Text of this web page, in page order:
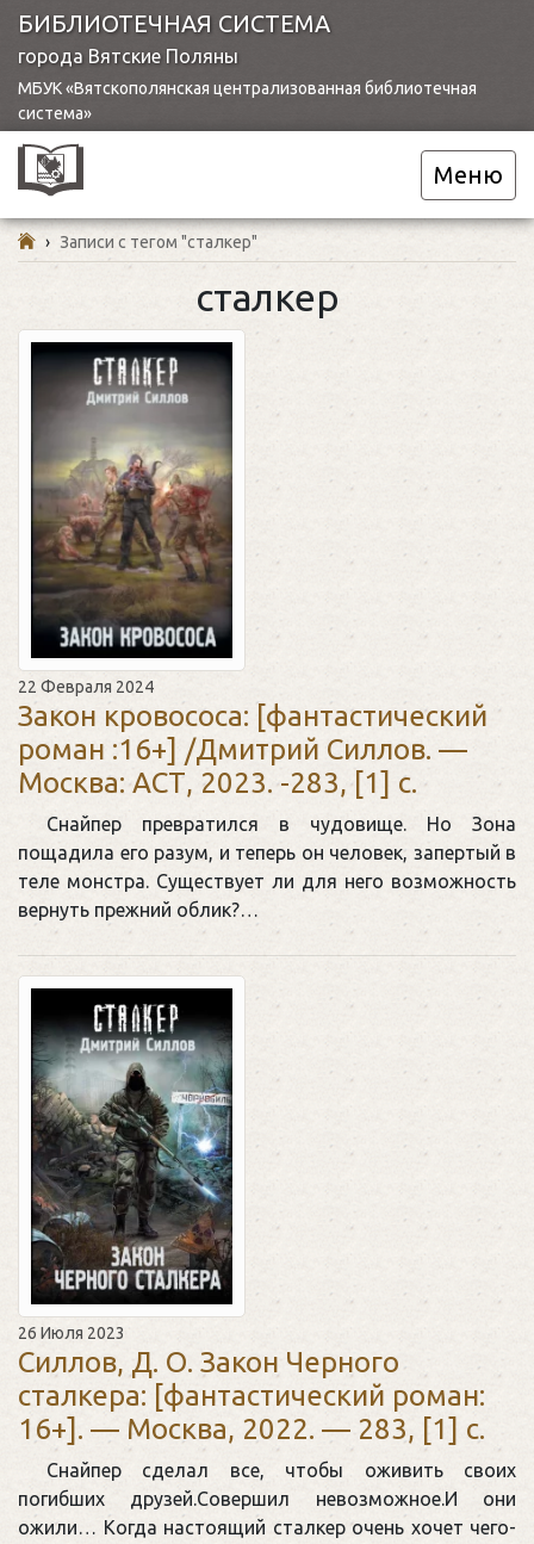
БИБЛИОТЕЧНАЯ СИСТЕМА
города Вятские Поляны
МБУК «Вятскополянская централизованная библиотечная
система»
Меню
› Записи с тегом "сталкер"
сталкер
22 Февраля 2024
Закон кровососа: [фантастический
роман :16+] /Дмитрий Силлов. —
Москва: АСТ, 2023. -283, [1] с.
Снайпер превратился в чудовище. Но Зона
пощадила его разум, и теперь он человек, запертый в
теле монстра. Существует ли для него возможность
вернуть прежний облик?…
26 Июля 2023
Силлов, Д. О. Закон Черного
сталкера: [фантастический роман:
16+]. — Москва, 2022. — 283, [1] c.
Снайпер сделал все, чтобы оживить своих
погибших друзей.Совершил невозможное.И они
ожили… Когда настоящий сталкер очень хочет чего-